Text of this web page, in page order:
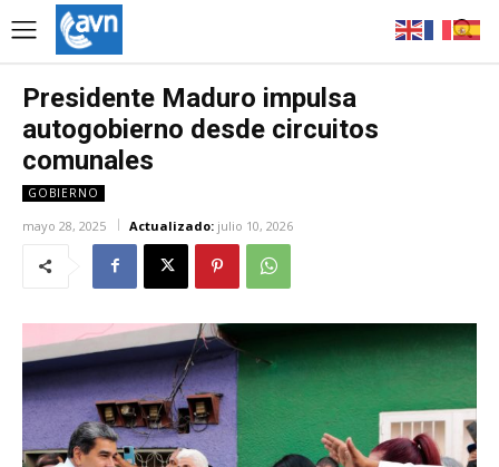
Presidente Maduro impulsa
autogobierno desde circuitos
comunales
GOBIERNO
mayo 28, 2025 Actualizado: julio 10, 2026